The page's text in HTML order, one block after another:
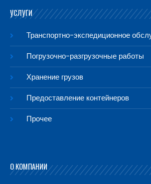
УСЛУГИ
Транспортно-экспедиционное
Погрузочно-разгрузочные работы
Хранение грузов
Предоставление контейнеров
Прочее
О КОМПАНИИ